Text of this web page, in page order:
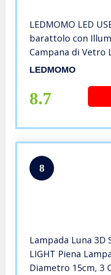
LEDMOMO LED
barattolo con
Campana di Vetro
bottiglia per la
da letto (luce calda)
LEDMOMO
8.7
8
Lampada Luna 3D
LIGHT Piena
Diametro 15cm, 3